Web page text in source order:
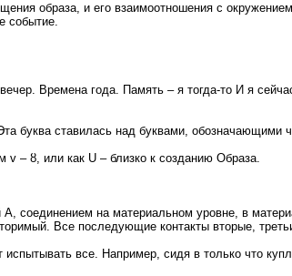
образа, и его взаимоотношения с
событие.
Времена года. Память – я тогда-то И я
буква ставилась над буквами, обозначающими
– ȣ, или как U – близко к созданию Образа.
А, соединением на материальном уровне, в
Все последующие контакты вторые,
все. Например, сидя в только что